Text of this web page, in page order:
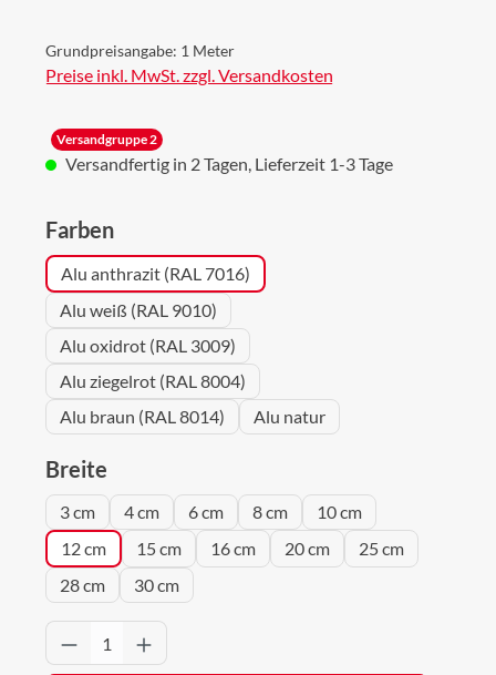
Grundpreisangabe: 1 Meter
Preise inkl. MwSt. zzgl. Versandkosten
Versandgruppe 2
Versandfertig in 2 Tagen, Lieferzeit 1-3 Tage
Farbenauswählen
Alu anthrazit (RAL 7016)
Alu weiß (RAL 9010)
Alu oxidrot (RAL 3009)
Alu ziegelrot (RAL 8004)
Alu braun (RAL 8014)
Alu natur
Breite
3 cm 4 cm 6 cm 8 cm
10 cm
12 cm
15 cm 16 cm 20 cm
25 cm
28 cm
30 cm
Produkt Anzahl: Gib den gewünschten